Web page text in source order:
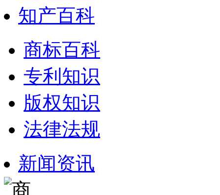
知产百科
商标百科
专利知识
版权知识
法律法规
新闻资讯